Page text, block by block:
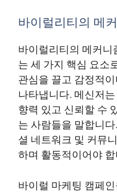
바이럴리티의 메
바이럴리티의 메커
는 세 가지 핵심 요소
관심을 끌고 감정적
나타냅니다. 메신저
향력 있고 신뢰할 수
는 사람들을 말합니
셜 네트워크 및 커뮤
하며 활동적이어야
바이럴 마케팅 캠페